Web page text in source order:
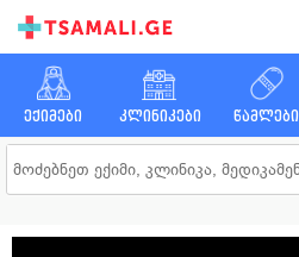
ექიმები კლინიკები წამლები